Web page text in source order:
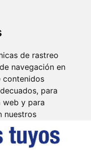
de rastreo
navegación en
contenidos
para
web y para
nuestros